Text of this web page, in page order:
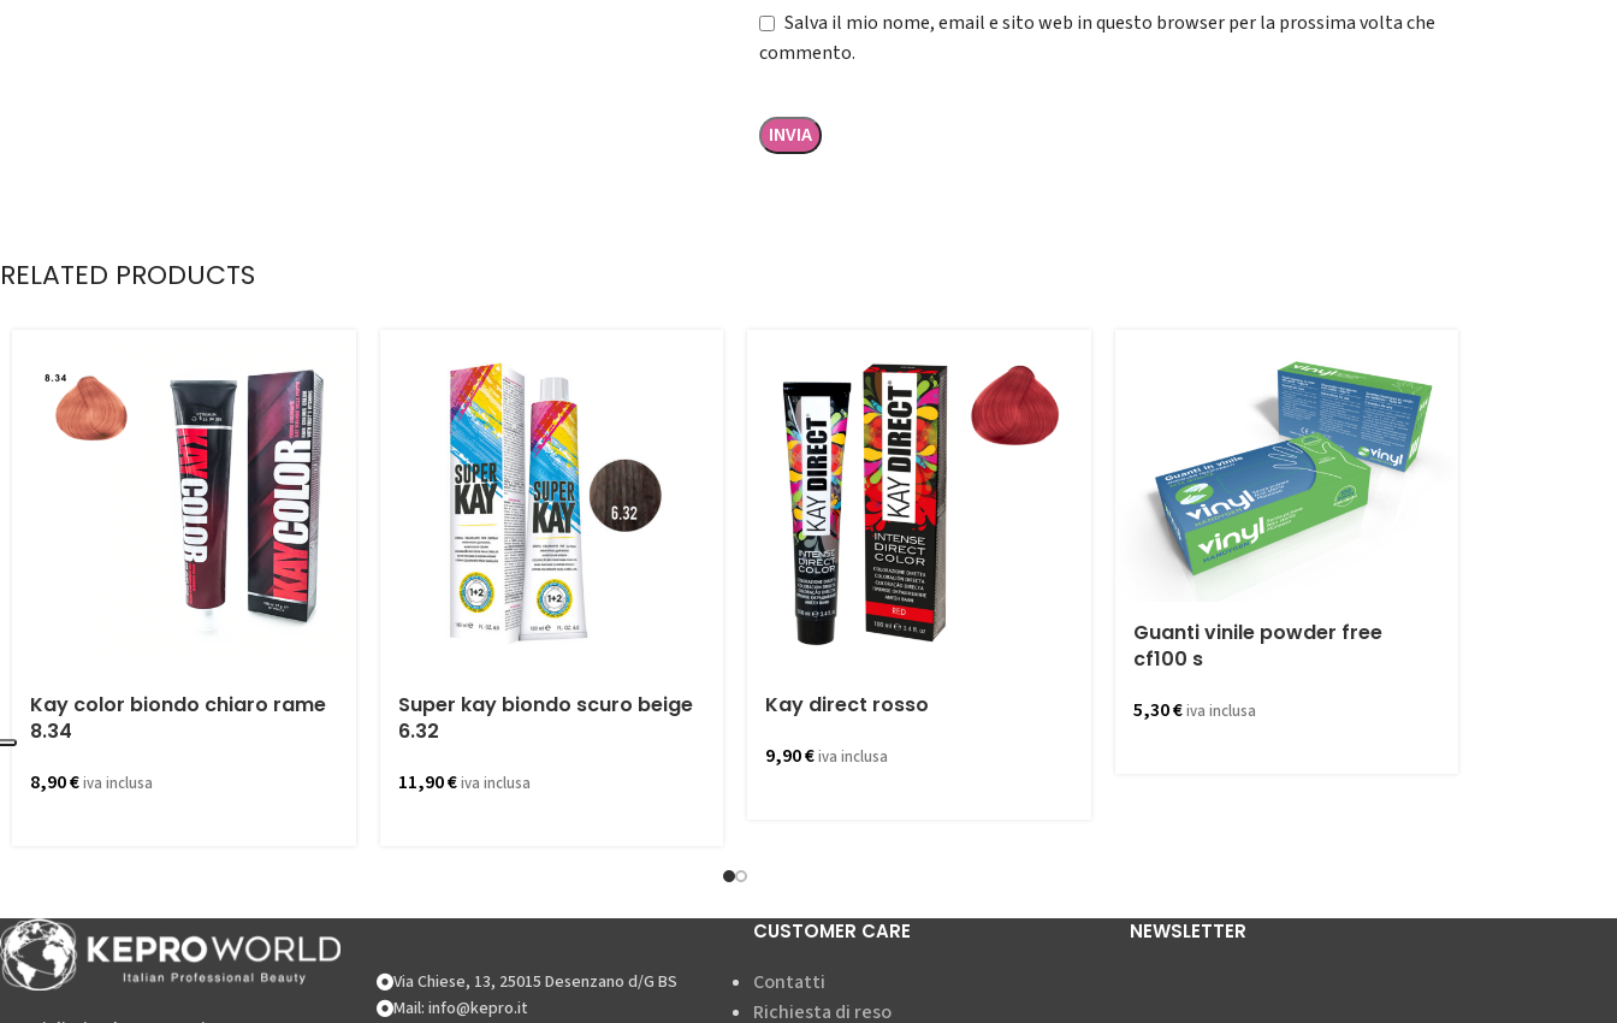
Salva il mio nome, email e sito web in questo browser per la prossima volta che
commento.
RELATED PRODUCTS
Kay color biondo chiaro rame
8.34
8,90€iva inclusa
Super kay biondo scuro beige
6.32
11,90€iva inclusa
Kay direct rosso
9,90€iva inclusa
Guanti vinile powder free
cf100 s
5,30€iva inclusa
Via Chiese, 13, 25015 Desenzano d/G BS
Mail: info@kepro.it
CUSTOMER CARE
Contatti
Richiesta di reso
NEWSLETTER